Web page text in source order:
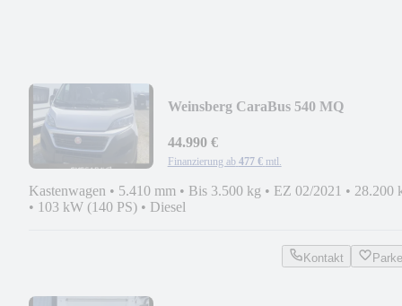
Weinsberg CaraBus 540 MQ
44.990 €
Finanzierung ab 477 € mtl.
Kastenwagen • 5.410 mm • Bis 3.500 kg • EZ 02/2021 • 28.200
• 103 kW (140 PS) • Diesel
Kontakt